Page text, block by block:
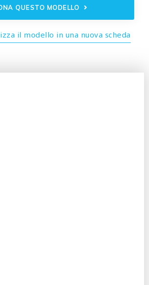
QUESTO MODELLO
il modello in una nuova scheda